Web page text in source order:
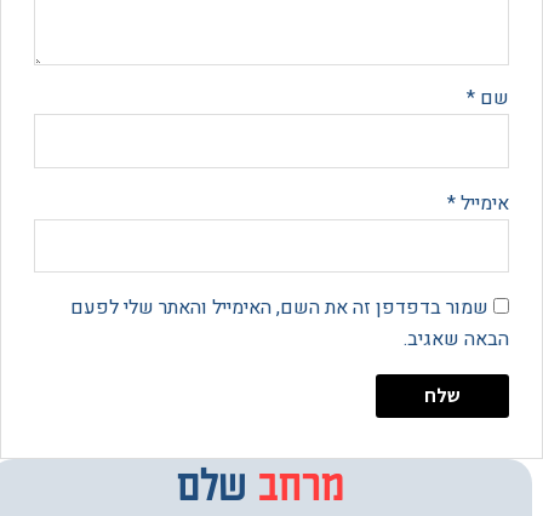
בדפדפן זה את השם, האימייל והאתר שלי לפעם
שאגיב.
מרחב שלם